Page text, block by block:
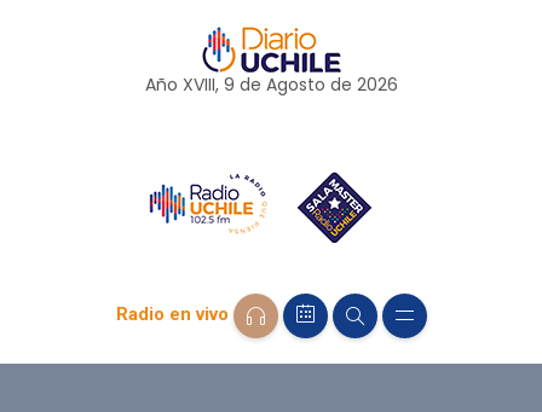
Año XVIII, 9 de Agosto de 2026
Radio en vivo